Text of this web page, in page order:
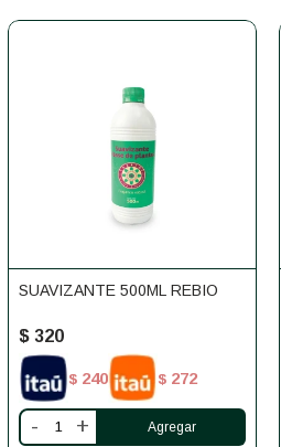
SUAVIZANTE 500ML REBIO
$ 320
$ 240 $ 272
- +